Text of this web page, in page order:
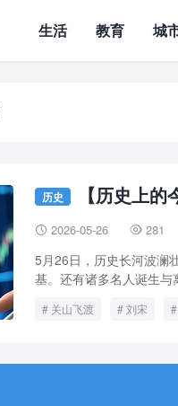
生活 教育 城
历史 【历史上
 2026-05-26  281
5月26日，历史长河波澜
基。还有诸多名人诞生与
关山飞渡 刘宋